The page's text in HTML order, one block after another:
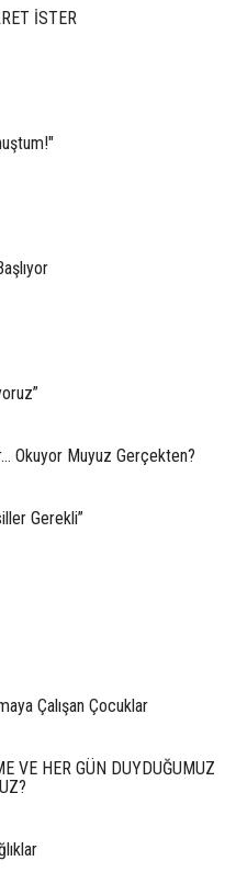
İSTER
Okuyor Muyuz Gerçekten?
Gerekli”
Çalışan Çocuklar
VE HER GÜN DUYDUĞUMUZ